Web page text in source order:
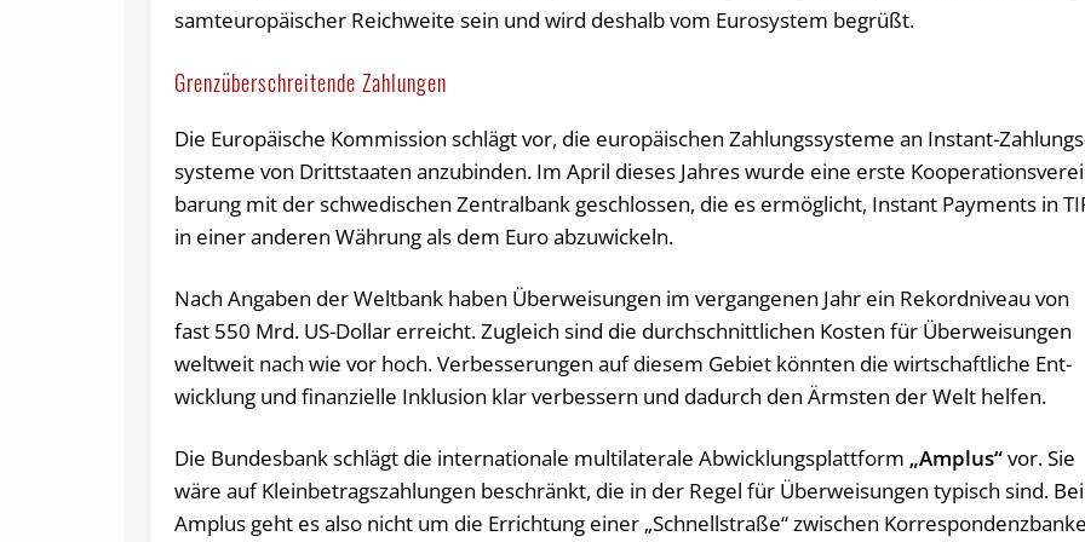
samt­eu­ro­päi­scher Reich­wei­te sein und wird des­halb vom Eu­ro­sys­tem be­grü­ßt.
Grenzüberschreitende Zahlungen
Die Eu­ro­päi­sche Kom­mis­si­on schlägt vor, die eu­ro­päi­schen Zah­lungs­sys­te­me an In­stant-
sys­te­me von Dritt­staa­ten an­zu­bin­den. Im April die­ses Jah­res wurde eine erste
ba­rung mit der schwe­di­schen Zen­tral­bank ge­schlos­sen, die es er­mög­licht, In­stant Pa­y­ments in
in einer an­de­ren Währung als dem Euro ab­zu­wi­ckeln.
Nach An­ga­ben der Welt­bank haben Über­wei­sun­gen im ver­gan­ge­nen Jahr ein Re­kord­ni­veau von
fast 550 Mrd. US-Dol­lar er­reicht. Zu­gleich sind die durch­schnitt­li­chen Kos­ten für Über­wei­sun­gen
welt­weit nach wie vor hoch. Ver­bes­se­run­gen auf die­sem Ge­biet könn­ten die wirt­schaft­li­che Ent­
wick­lung und fi­nan­zi­el­le Inklusion klar ver­bes­sern und da­durch den Ärms­ten der Welt hel­fen.
Die Bun­des­bank schlägt die in­ter­na­tio­na­le mul­ti­la­te­ra­le Ab­wick­lungs­platt­form„Am­p­lus“vor. Sie
wäre auf Klein­be­trags­zah­lun­gen be­schränkt, die in der Regel für Über­wei­sun­gen ty­pisch sind. Bei
Am­p­lus geht es also nicht um die Er­rich­tung einer „Schnell­stra­ße“ zwi­schen